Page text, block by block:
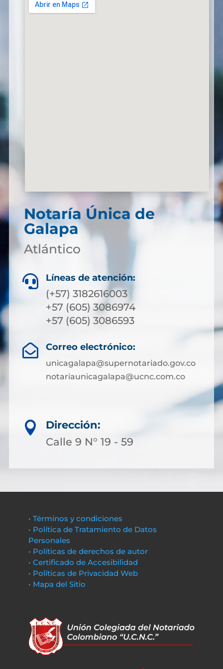
Notaría Única de
Galapa
Atlántico
 Líneas de atención:
(+57) 3182616003
+57 (605) 3086974
+57 (605) 3086593
 Correo electrónico:
unicagalapa@supernotariado.gov.co
notariaunicagalapa@ucnc.com.co

Dirección:
Calle 9 N° 19 - 59
• Términos y condiciones
• Política de Tratamiento de Datos
Personales
• Políticas de derechos de autor
• Certificado de Accesibilidad
• Políticas de Privacidad Web
• Mapa del Sitio